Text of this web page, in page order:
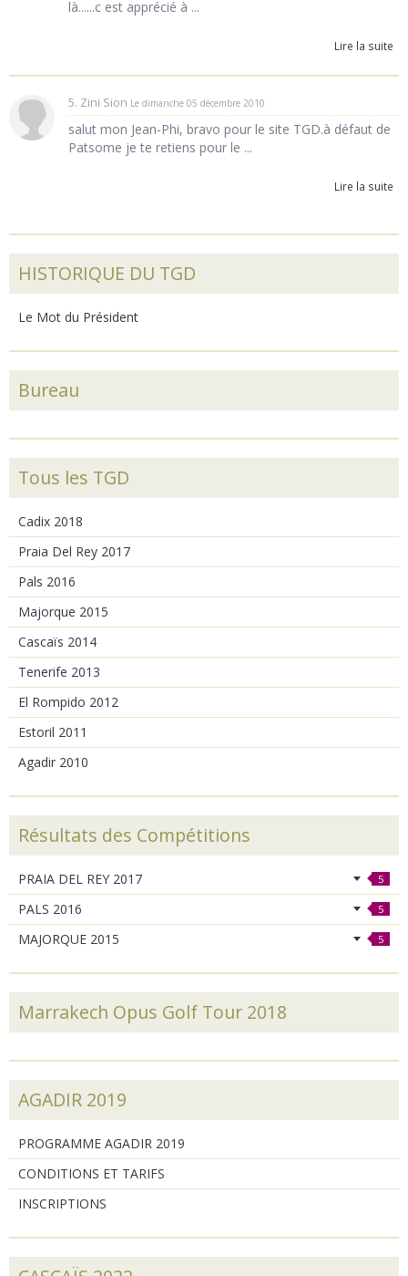
là......c est apprécié à ...
Lire la suite
5. Zini Sion Le dimanche 05 décembre 2010
salut mon Jean-Phi, bravo pour le site TGD.à défaut de
Patsome je te retiens pour le ...
Lire la suite
HISTORIQUE DU TGD
Le Mot du Président
Bureau
Tous les TGD
Cadix 2018
Praia Del Rey 2017
Pals 2016
Majorque 2015
Cascaïs 2014
Tenerife 2013
El Rompido 2012
Estoril 2011
Agadir 2010
Résultats des Compétitions
PRAIA DEL REY 2017 5
PALS 2016 5
MAJORQUE 2015 5
Marrakech Opus Golf Tour 2018
AGADIR 2019
PROGRAMME AGADIR 2019
CONDITIONS ET TARIFS
INSCRIPTIONS